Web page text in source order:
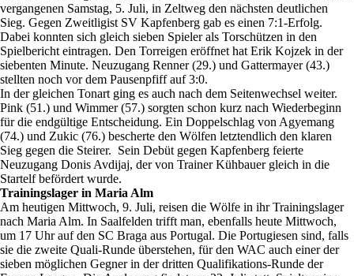
vergangenen Samstag, 5. Juli, in Zeltweg den nächsten deutlichen
Sieg. Gegen Zweitligist SV Kapfenberg gab es einen 7:1-Erfolg.
Dabei konnten sich gleich sieben Spieler als Torschützen in den
Spielbericht eintragen. Den Torreigen eröffnet hat Erik Kojzek in der
siebenten Minute. Neuzugang Renner (29.) und Gattermayer (43.)
stellten noch vor dem Pausenpfiff auf 3:0.
In der gleichen Tonart ging es auch nach dem Seitenwechsel weiter.
Pink (51.) und Wimmer (57.) sorgten schon kurz nach Wiederbeginn
für die endgültige Entscheidung. Ein Doppelschlag von Agyemang
(74.) und Zukic (76.) bescherte den Wölfen letztendlich den klaren
Sieg gegen die Steirer. Sein Debüt gegen Kapfenberg feierte
Neuzugang Donis Avdijaj, der von Trainer Kühbauer gleich in die
Startelf befördert wurde.
Trainingslager in Maria Alm
Am heutigen Mittwoch, 9. Juli, reisen die Wölfe in ihr Trainingslager
nach Maria Alm. In Saalfelden trifft man, ebenfalls heute Mittwoch,
um 17 Uhr auf den SC Braga aus Portugal. Die Portugiesen sind, falls
sie die zweite Quali-Runde überstehen, für den WAC auch einer der
sieben möglichen Gegner in der dritten Qualifikations-Runde der